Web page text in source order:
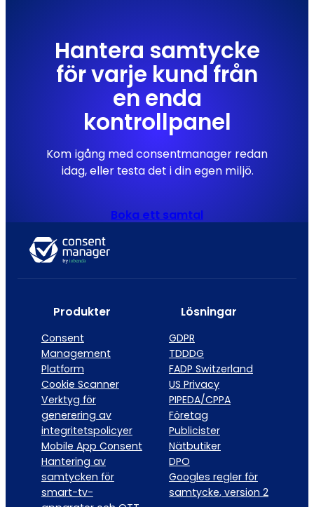
Hantera samtycke
för varje kund från
en enda
kontrollpanel
Kom igång med consentmanager redan
idag, eller testa det i din egen miljö.
Boka ett samtal
Produkter
Consent
Management
Platform
Cookie Scanner
Verktyg för
generering av
integritetspolicyer
Mobile App Consent
Hantering av
samtycken för
smart-tv-
Lösningar
GDPR
TDDDG
FADP Switzerland
US Privacy
PIPEDA/CPPA
Företag
Publicister
Nätbutiker
DPO
Googles regler för
samtycke, version 2